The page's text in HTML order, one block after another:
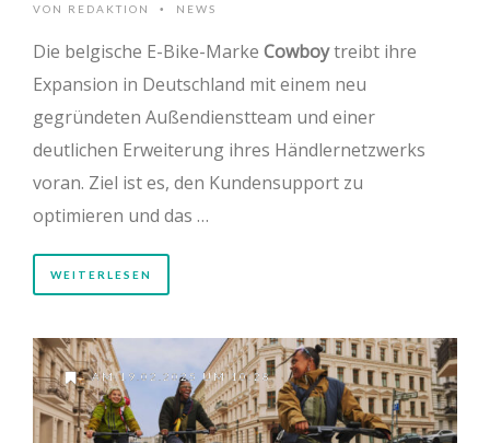
VON REDAKTION • NEWS
Die belgische E-Bike-Marke Cowboytreibt ihre
Expansion in Deutschland mit einem neu
gegründeten Außendienstteam und einer
deutlichen Erweiterung ihres Händlernetzwerks
voran. Ziel ist es, den Kundensupport zu
optimieren und das …
WEITERLESEN
AM 19.02.2025 UM 10:28